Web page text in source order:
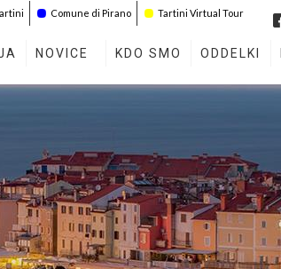
Comune di Pirano Tartini Virtual Tour
NOVICE KDO SMO ODDELKI